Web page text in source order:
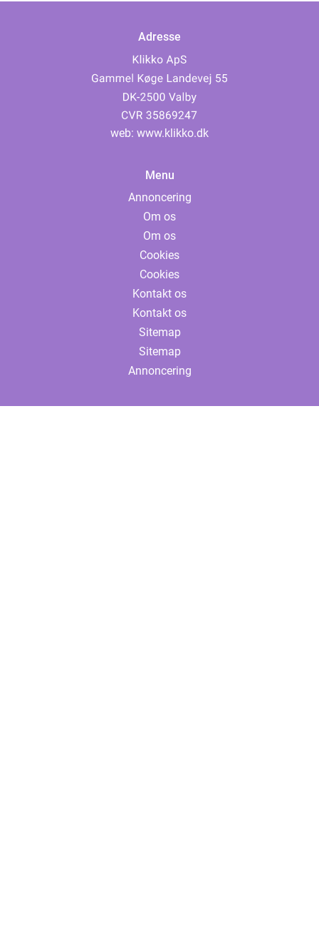
Adresse
web: www.klikko.dk
Menu
Annoncering
Om os
Om os
Cookies
Cookies
Kontakt os
Kontakt os
Sitemap
Sitemap
Annoncering